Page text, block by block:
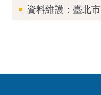
資料維護：臺北